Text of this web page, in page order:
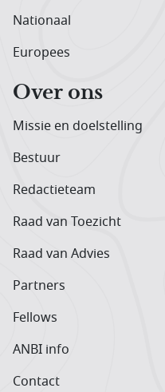
Nationaal
Europees
Over ons
Missie en doelstelling
Bestuur
Redactieteam
Raad van Toezicht
Raad van Advies
Partners
Fellows
ANBI info
Contact